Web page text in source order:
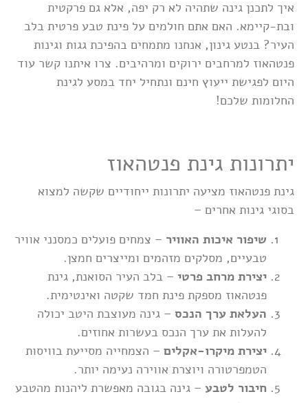
איך לתכנן גינה שתהיה לא רק יפה, אלא גם פרקטית
ובת-קיימא. האם אתם חולמים על פינת טבע פרטית בלב
העיר? בנטע גינון, אנחנו מתמחים בהפיכת גגות וגינות
פנטהאוז למרחבים ירוקים ומרהיבים. צרו איתנו קשר עוד
היום לפגישת ייעוץ חינם ונתחיל יחד במסע לגינת
החלומות שלכם!
יתרונות גינת פנטהאוז
גינת פנטהאוז מציעה יתרונות ייחודיים שקשה למצוא
בסוגי גינות אחרים –
שיפור איכות האוויר – צמחים פועלים כמסנני אוויר
טבעיים, מסלקים מזהמים ומייצרים חמצן.
יצירת מרחב פרטי – בלב העיר הסואנת, גינת
פנטהאוז מספקת פינת חמד שקטה ואינטימית.
העלאת ערך הנכס – גינה מעוצבת היטב יכולה
להעלות את ערך הנכס בעשרות אחוזים.
יצירת מיקרו-אקלים – הצמחייה מסייעת בוויסות
הטמפרטורה ויוצרת אווירה נעימה יותר.
חיבור לטבע – גינה בגובה מאפשרת ליהנות מהטבע